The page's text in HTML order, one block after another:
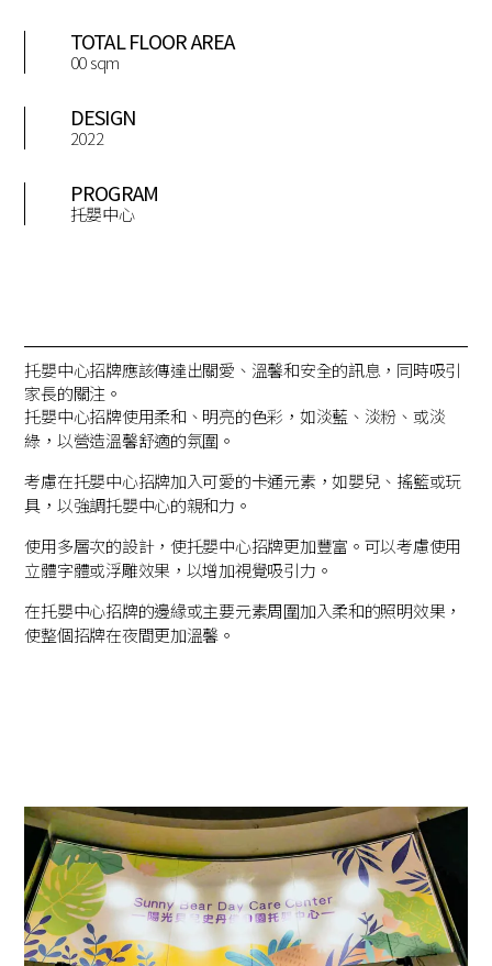
TOTAL FLOOR AREA
00 sqm
DESIGN
2022
PROGRAM
托嬰中心
托嬰中心招牌應該傳達出關愛、溫馨和安全的訊息，同時吸引
家長的關注。
托嬰中心招牌使用柔和、明亮的色彩，如淡藍、淡粉、或淡
綠，以營造溫馨舒適的氛圍。
考慮在托嬰中心招牌加入可愛的卡通元素，如嬰兒、搖籃或玩
具，以強調托嬰中心的親和力。
使用多層次的設計，使托嬰中心招牌更加豐富。可以考慮使用
立體字體或浮雕效果，以增加視覺吸引力。
在托嬰中心招牌的邊緣或主要元素周圍加入柔和的照明效果，
使整個招牌在夜間更加溫馨。